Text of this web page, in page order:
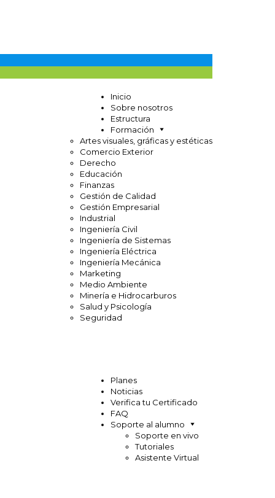
Inicio
Sobre nosotros
Estructura
Formación
Artes visuales, gráficas y estéticas
Comercio Exterior
Derecho
Educación
Finanzas
Gestión de Calidad
Gestión Empresarial
Industrial
Ingeniería Civil
Ingeniería de Sistemas
Ingeniería Eléctrica
Ingeniería Mecánica
Marketing
Medio Ambiente
Minería e Hidrocarburos
Salud y Psicología
Seguridad
Planes
Noticias
Verifica tu Certificado
FAQ
Soporte al alumno
Soporte en vivo
Tutoriales
Asistente Virtual